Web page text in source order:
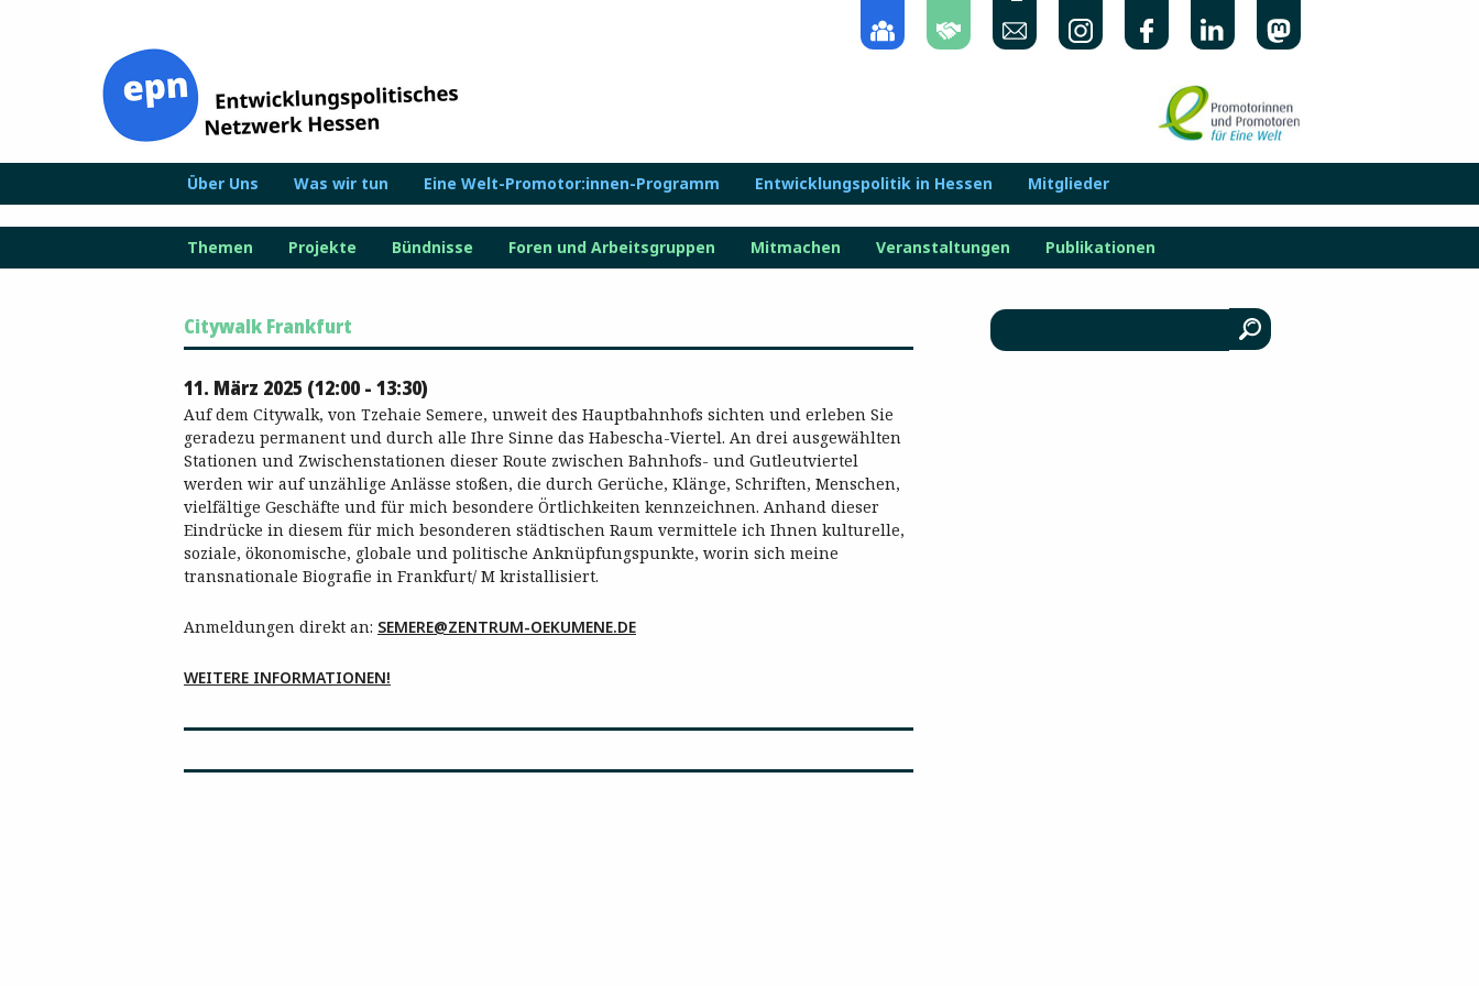
Über Uns Was wir tun Eine Welt-Promotor:innen-Programm Entwicklungspolitik in Hessen Mitglieder
Themen Projekte Bündnisse Foren und Arbeitsgruppen Mitmachen Veranstaltungen Publikationen
Citywalk Frankfurt
11. März 2025 (12:00 - 13:30)
Auf dem Citywalk, von Tzehaie Semere, unweit des Hauptbahnhofs sichten und erleben Sie
geradezu permanent und durch alle Ihre Sinne das Habescha-Viertel. An drei ausgewählten
Stationen und Zwischenstationen dieser Route zwischen Bahnhofs- und Gutleutviertel
werden wir auf unzählige Anlässe stoßen, die durch Gerüche, Klänge, Schriften, Menschen,
vielfältige Geschäfte und für mich besondere Örtlichkeiten kennzeichnen. Anhand dieser
Eindrücke in diesem für mich besonderen städtischen Raum vermittele ich Ihnen kulturelle,
soziale, ökonomische, globale und politische Anknüpfungspunkte, worin sich meine
transnationale Biografie in Frankfurt/ M kristallisiert.
Anmeldungen direkt an: SEMERE@ZENTRUM-OEKUMENE.DE
WEITERE INFORMATIONEN!